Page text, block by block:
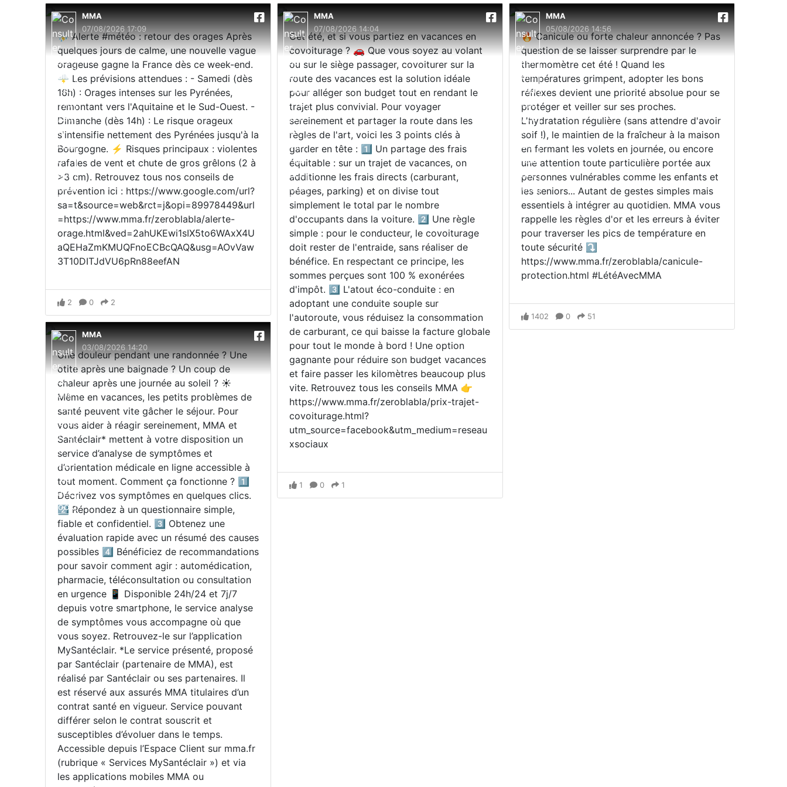
MMA
07/08/2026 17:09
⛈️ Alerte #météo : retour des orages Après
quelques jours de calme, une nouvelle vague
orageuse gagne la France dès ce week-end.
🌩️ Les prévisions attendues : - Samedi (dès
16h) : Orages intenses sur les Pyrénées,
remontant vers l'Aquitaine et le Sud-Ouest. -
Dimanche (dès 14h) : Le risque orageux
s'intensifie nettement des Pyrénées jusqu'à la
Bourgogne. ⚡ Risques principaux : violentes
rafales de vent et chute de gros grêlons (2 à
>3 cm). Retrouvez tous nos conseils de
prévention ici : https://www.google.com/url?
sa=t&source=web&rct=j&opi=89978449&url
=https://www.mma.fr/zeroblabla/alerte-
orage.html&ved=2ahUKEwi1sIX5to6WAxX4U
aQEHaZmKMUQFnoECBcQAQ&usg=AOvVaw
3T10DITJdVU6pRn88eefAN
2 0 2
MMA
07/08/2026 14:04
Cet été, et si vous partiez en vacances en
covoiturage ? 🚗 Que vous soyez au volant
ou sur le siège passager, covoiturer sur la
route des vacances est la solution idéale
pour alléger son budget tout en rendant le
trajet plus convivial. Pour voyager
sereinement et partager la route dans les
règles de l'art, voici les 3 points clés à
garder en tête : 1️⃣ Un partage des frais
équitable : sur un trajet de vacances, on
additionne les frais directs (carburant,
péages, parking) et on divise tout
simplement le total par le nombre
d'occupants dans la voiture. 2️⃣ Une règle
simple : pour le conducteur, le covoiturage
doit rester de l'entraide, sans réaliser de
bénéfice. En respectant ce principe, les
sommes perçues sont 100 % exonérées
d'impôt. 3️⃣ L'atout éco-conduite : en
adoptant une conduite souple sur
l'autoroute, vous réduisez la consommation
de carburant, ce qui baisse la facture globale
pour tout le monde à bord ! Une option
gagnante pour réduire son budget vacances
et faire passer les kilomètres beaucoup plus
vite. Retrouvez tous les conseils MMA 👉
https://www.mma.fr/zeroblabla/prix-trajet-
covoiturage.html?
utm_source=facebook&utm_medium=reseau
xsociaux
1 0 1
MMA
05/08/2026 14:56
🔥 Canicule ou forte chaleur annoncée ? Pas
question de se laisser surprendre par le
thermomètre cet été ! Quand les
températures grimpent, adopter les bons
réflexes devient une priorité absolue pour se
protéger et veiller sur ses proches.
L'hydratation régulière (sans attendre d'avoir
soif !), le maintien de la fraîcheur à la maison
en fermant les volets en journée, ou encore
une attention toute particulière portée aux
personnes vulnérables comme les enfants et
les seniors... Autant de gestes simples mais
essentiels à intégrer au quotidien. MMA vous
rappelle les règles d'or et les erreurs à éviter
pour traverser les pics de température en
toute sécurité ⤵️
https://www.mma.fr/zeroblabla/canicule-
protection.html #LétéAvecMMA
1402 0
51
MMA
03/08/2026 14:20
Une douleur pendant une randonnée ? Une
otite après une baignade ? Un coup de
chaleur après une journée au soleil ? ☀️
Même en vacances, les petits problèmes de
santé peuvent vite gâcher le séjour. Pour
vous aider à réagir sereinement, MMA et
Santéclair* mettent à votre disposition un
service d’analyse de symptômes et
d’orientation médicale en ligne accessible à
tout moment. Comment ça fonctionne ? 1️⃣
Décrivez vos symptômes en quelques clics.
2️⃣ Répondez à un questionnaire simple,
fiable et confidentiel. 3️⃣ Obtenez une
évaluation rapide avec un résumé des causes
possibles 4️⃣ Bénéficiez de recommandations
pour savoir comment agir : automédication,
pharmacie, téléconsultation ou consultation
en urgence 📱 Disponible 24h/24 et 7j/7
depuis votre smartphone, le service analyse
de symptômes vous accompagne où que
vous soyez. Retrouvez-le sur l’application
MySantéclair. *Le service présenté, proposé
par Santéclair (partenaire de MMA), est
réalisé par Santéclair ou ses partenaires. Il
est réservé aux assurés MMA titulaires d’un
contrat santé en vigueur. Service pouvant
différer selon le contrat souscrit et
susceptibles d’évoluer dans le temps.
Accessible depuis l’Espace Client sur mma.fr
(rubrique « Services MySantéclair ») et via
les applications mobiles MMA ou